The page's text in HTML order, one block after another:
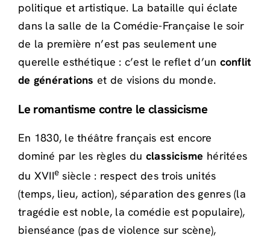
politique et artistique. La bataille qui éclate
dans la salle de la Comédie-Française le soir
de la première n’est pas seulement une
querelle esthétique : c’est le reflet d’un conflit
de générations et de visions du monde.
Le romantisme contre le classicisme
En 1830, le théâtre français est encore
dominé par les règles du classicisme héritées
du XVIIe siècle : respect des trois unités
(temps, lieu, action), séparation des genres (la
tragédie est noble, la comédie est populaire),
bienséance (pas de violence sur scène),